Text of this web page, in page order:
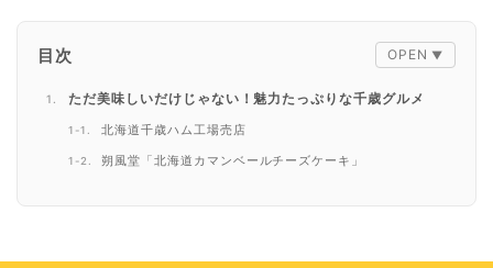
目次
ただ美味しいだけじゃない！魅力たっぷりな千歳グルメ
北海道千歳ハム工場売店
朔風堂「北海道カマンベールチーズケーキ」